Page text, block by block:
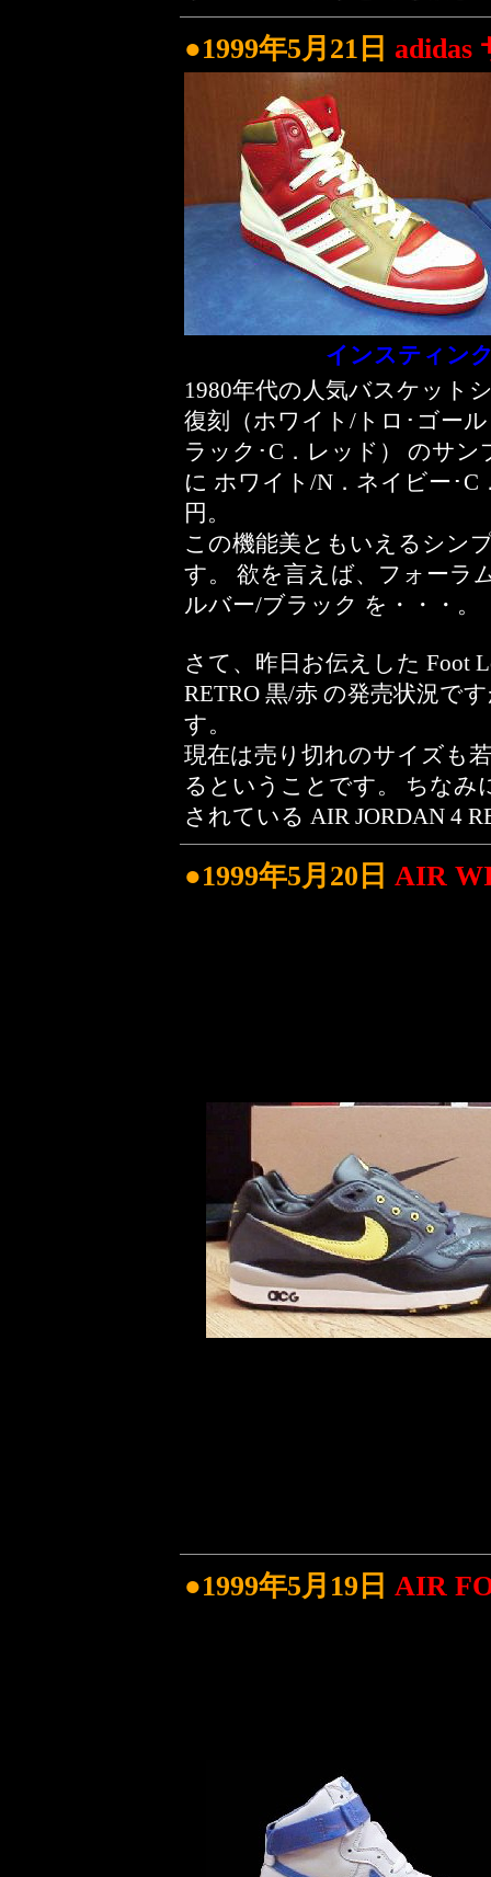
●1999年5月21日 adidas
インスティン
1980年代の人気バスケット
復刻（ホワイト/トロ･ゴー
ラック･C．レッド） のサ
に ホワイト/N．ネイビー･C
円。
この機能美ともいえるシン
す。 欲を言えば、フォーラ
ルバー/ブラック を・・・。
さて、昨日お伝えした Foot
RETRO 黒/赤 の発売状況で
す。
現在は売り切れのサイズも
るということです。 ちなみ
されている AIR JORDAN 4
●1999年5月20日 AIR
●1999年5月19日 AIR